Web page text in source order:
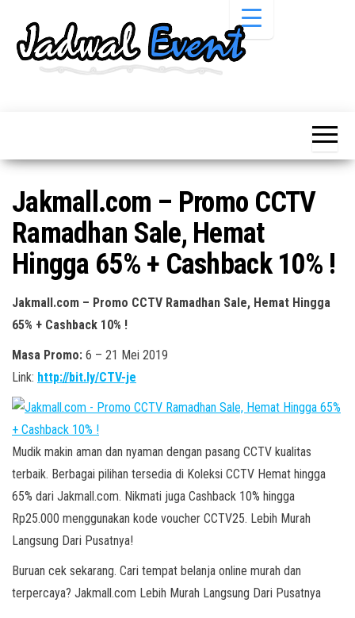
Pameran,
Acara &
Promo
Terbaru
Pameran,
Bazaar,
Workshop,
Job Fair,
Lomba dll.
Jakmall.com – Promo CCTV
Ramadhan Sale, Hemat
Hingga 65% + Cashback 10% !
Jakmall.com – Promo CCTV Ramadhan Sale, Hemat Hingga
65% + Cashback 10% !
Masa Promo: 6 – 21 Mei 2019
Link: http://bit.ly/CTV-je
Mudik makin aman dan nyaman dengan pasang CCTV kualitas
terbaik. Berbagai pilihan tersedia di Koleksi CCTV Hemat hingga
65% dari Jakmall.com. Nikmati juga Cashback 10% hingga
Rp25.000 menggunakan kode voucher CCTV25. Lebih Murah
Langsung Dari Pusatnya!
Buruan cek sekarang. Cari tempat belanja online murah dan
terpercaya? Jakmall.com Lebih Murah Langsung Dari Pusatnya